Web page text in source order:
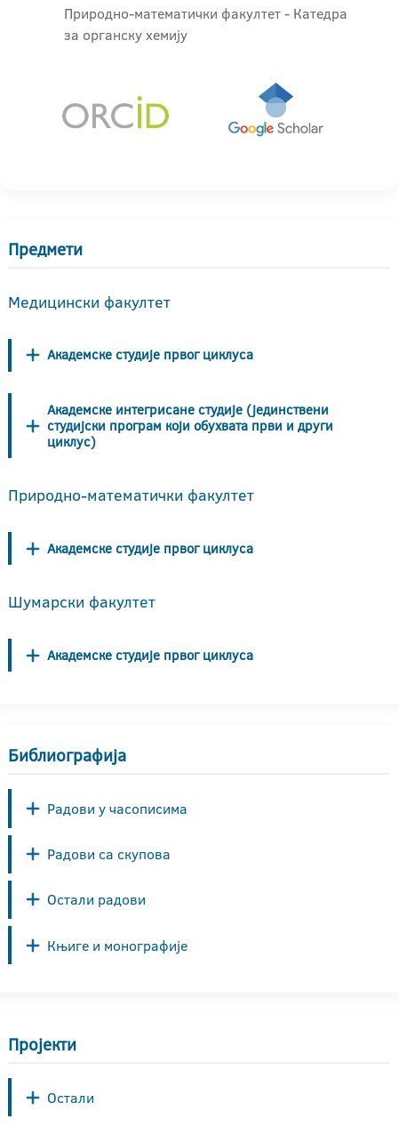
Природно-математички факултет - Катедра
за органску хемију
Предмети
Медицински факултет
Академске студије првог циклуса
Академске интегрисане студије (јединствени
студијски програм који обухвата први и други
циклус)
Природно-математички факултет
Академске студије првог циклуса
Шумарски факултет
Академске студије првог циклуса
Библиографија
Радови у часописима
Радови са скупова
Остали радови
Књиге и монографије
Пројекти
Остали